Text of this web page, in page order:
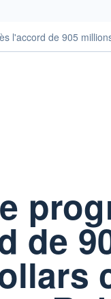
l'accord de 905
de